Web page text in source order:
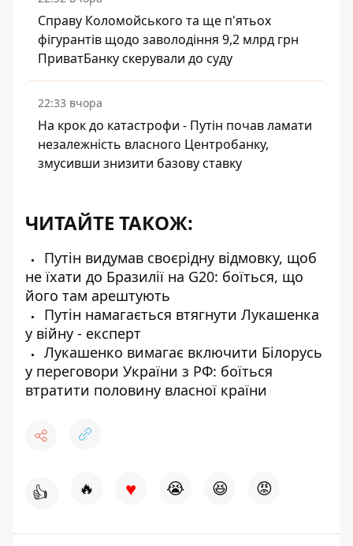
Справу Коломойського та ще п'ятьох
фігурантів щодо заволодіння 9,2 млрд грн
ПриватБанку скерували до суду
22:33 вчора
На крок до катастрофи - Путін почав ламати
незалежність власного Центробанку,
змусивши знизити базову ставку
ЧИТАЙТЕ ТАКОЖ:
Путін видумав своєрідну відмовку, щоб
не їхати до Бразилії на G20: боїться, що
його там арештують
Путін намагається втягнути Лукашенка
у війну - експерт
Лукашенко вимагає включити Білорусь
у переговори України з РФ: боїться
втратити половину власної країни
👍 🔥 ♥ 😭 😆 😡